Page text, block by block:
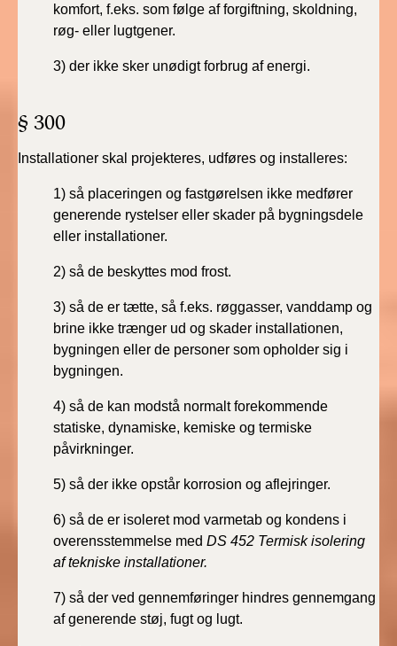
BR18 (29/6 - 31/12
2021)
2020)
BR18 (10/3-30/6
2020)
BR18 (1/1-9/3 2020)
BR18 (4/7-31/12
2019)
BR18 (1/1-4/7 2019)
BR18 (1/7-31/12
2018)
BR18 (1/1-30/6
BR15 (2015-2018)
Tidligere BR (1961-
2010)
komfort, f.eks. som følge af forgiftning, skoldning,
røg- eller lugtgener.
3) der ikke sker unødigt forbrug af energi.
§ 300
Installationer skal projekteres, udføres og installeres:
1) så placeringen og fastgørelsen ikke medfører
generende rystelser eller skader på bygningsdele
eller installationer.
2) så de beskyttes mod frost.
3) så de er tætte, så f.eks. røggasser, vanddamp og
brine ikke trænger ud og skader installationen,
bygningen eller de personer som opholder sig i
bygningen.
4) så de kan modstå normalt forekommende
statiske, dynamiske, kemiske og termiske
påvirkninger.
5) så der ikke opstår korrosion og aflejringer.
6) så de er isoleret mod varmetab og kondens i
overensstemmelse med DS 452 Termisk isolering
af tekniske installationer.
7) så der ved gennemføringer hindres gennemgang
af generende støj, fugt og lugt.